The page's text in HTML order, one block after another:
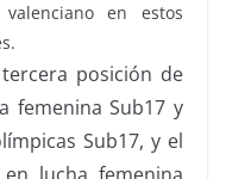
en estos
posición de
femenina Sub17 y
Sub17, y el